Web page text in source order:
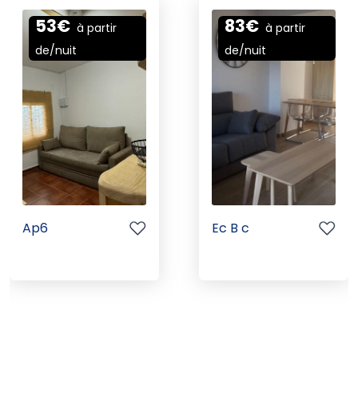
53€ à partir
de/nuit
Ap6
83€ à partir
de/nuit
Ec B c